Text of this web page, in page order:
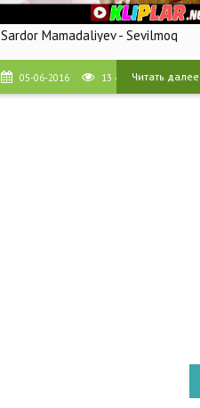
Sardor Mamadaliyev - Sevilmoq
05-06-2016 13 400 Читать далее